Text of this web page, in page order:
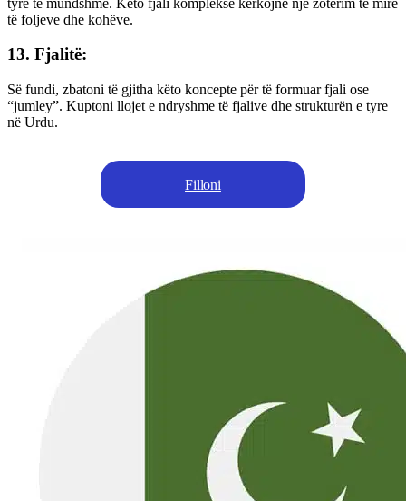
të foljeve dhe kohëve.
13. Fjalitë:
Së fundi, zbatoni të gjitha këto koncepte për të formuar fjali ose
“jumley”. Kuptoni llojet e ndryshme të fjalive dhe strukturën e tyre
në Urdu.
Filloni